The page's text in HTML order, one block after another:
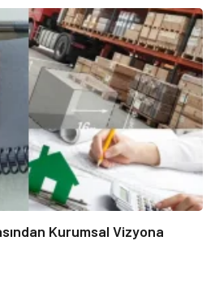
Kurumsal Vizyona